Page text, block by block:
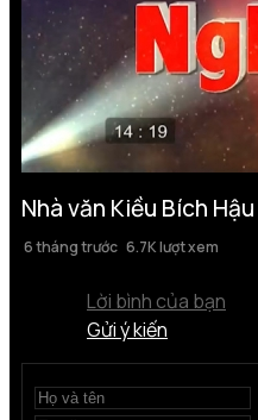
Nhà văn Kiều Bích Hậu
6 tháng trước 6.7K lượt xem
Lời bình của bạn
Gửi ý kiến